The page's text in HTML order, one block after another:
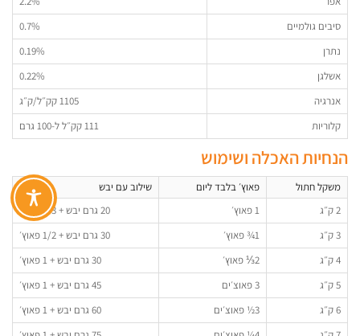
סיבים גולמיים
0.7%
נתרן
0.19%
אשלגן
0.22%
אנרגיה
1105 קק״ל/ק״ג
קלוריות
111 קק״ל ל-100 גרם
הנחיות האכלה ושימוש
משקל חתול פאוץ׳ בלבד ליום
שילוב עם יבש
2 ק״ג
1 פאוץ׳
20 גרם יבש + 1/3 פאוץ׳
3 ק״ג
1¾ פאוץ׳
30 גרם יבש + 1/2 פאוץ׳
4 ק״ג
2⅓ פאוץ׳
30 גרם יבש + 1 פאוץ׳
5 ק״ג
3 פאוצ׳ים
45 גרם יבש + 1 פאוץ׳
6 ק״ג
3½ פאוצ׳ים
60 גרם יבש + 1 פאוץ׳